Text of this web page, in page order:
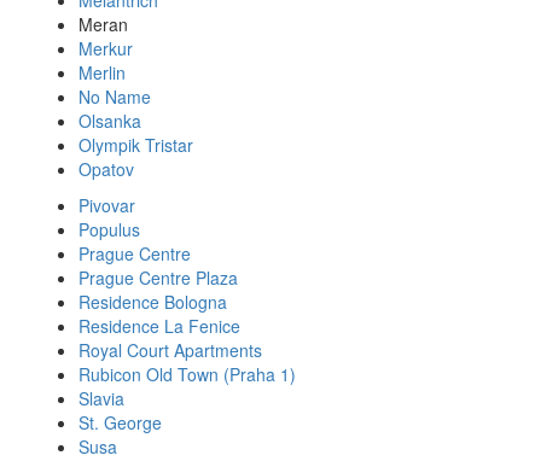
Meran
Merkur
Merlin
No Name
Olsanka
Olympik Tristar
Opatov
Pivovar
Populus
Prague Centre
Prague Centre Plaza
Residence Bologna
Residence La Fenice
Royal Court Apartments
Rubicon Old Town (Praha 1)
Slavia
St. George
Susa